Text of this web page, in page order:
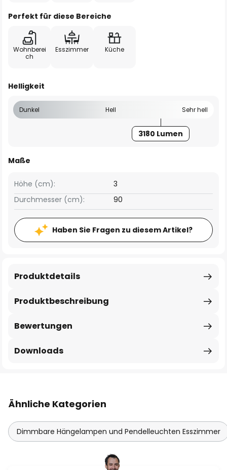
Perfekt für diese Bereiche
Wohnberei
ch
Esszimmer Küche
Helligkeit
Dunkel Hell Sehr hell
3180 Lumen
Maße
Höhe (cm):
3
Durchmesser (cm):
90
Haben Sie Fragen zu diesem Artikel?
Produktbeschreibung
Produktdetails
Bewertungen
Downloads
Ähnliche Kategorien
Dimmbare Hängelampen und Pendelleuchten Esszimmer